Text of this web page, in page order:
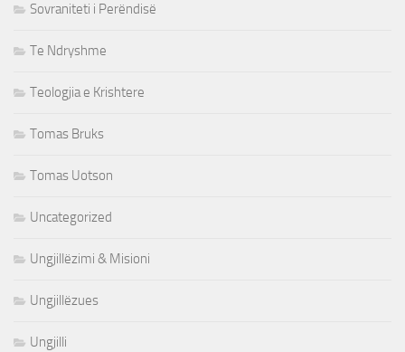
Sovraniteti i Perëndisë
Te Ndryshme
Teologjia e Krishtere
Tomas Bruks
Tomas Uotson
Uncategorized
Ungjillëzimi & Misioni
Ungjillëzues
Ungjilli